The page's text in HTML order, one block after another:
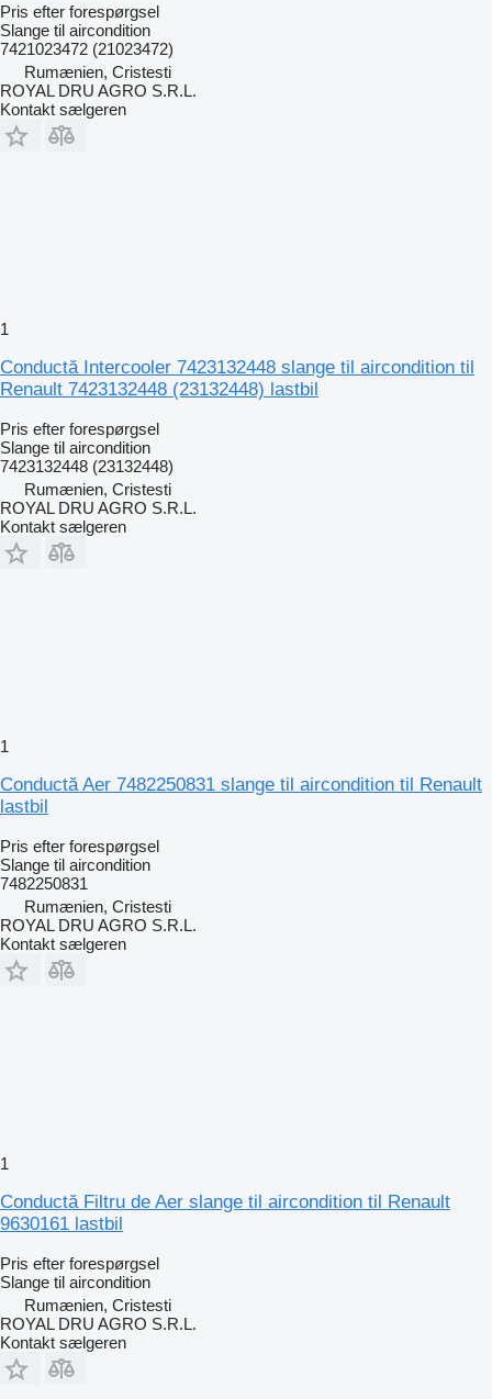
Pris efter forespørgsel
Slange til aircondition
7421023472 (21023472)
Rumænien, Cristesti
ROYAL DRU AGRO S.R.L.
Kontakt sælgeren
1
Conductă Intercooler 7423132448 slange til aircondition til
Renault 7423132448 (23132448) lastbil
Pris efter forespørgsel
Slange til aircondition
7423132448 (23132448)
Rumænien, Cristesti
ROYAL DRU AGRO S.R.L.
Kontakt sælgeren
1
Conductă Aer 7482250831 slange til aircondition til Renault
lastbil
Pris efter forespørgsel
Slange til aircondition
7482250831
Rumænien, Cristesti
ROYAL DRU AGRO S.R.L.
Kontakt sælgeren
1
Conductă Filtru de Aer slange til aircondition til Renault
9630161 lastbil
Pris efter forespørgsel
Slange til aircondition
Rumænien, Cristesti
ROYAL DRU AGRO S.R.L.
Kontakt sælgeren